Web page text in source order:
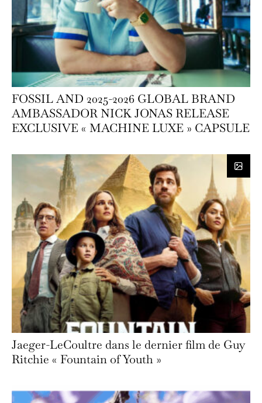
FOSSIL AND 2025-2026 GLOBAL BRAND
AMBASSADOR NICK JONAS RELEASE
EXCLUSIVE « MACHINE LUXE » CAPSULE
Jaeger-LeCoultre dans le dernier film de Guy
Ritchie « Fountain of Youth »